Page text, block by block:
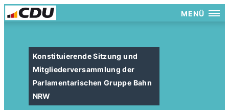
MENÜ
Konstituierende Sitzung und
Mitgliederversammlung der
Parlamentarischen Gruppe Bahn
NRW